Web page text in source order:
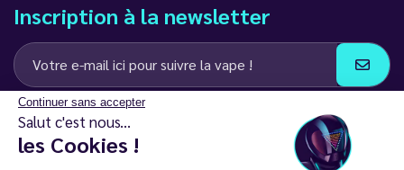
Continuer sans accepter
Salut c'est nous...
les Cookies !
Inscription à la newsletter
J’accepte de recevoir des communications e-mail et SMS de la part de
LD Groupe
Restez en contact